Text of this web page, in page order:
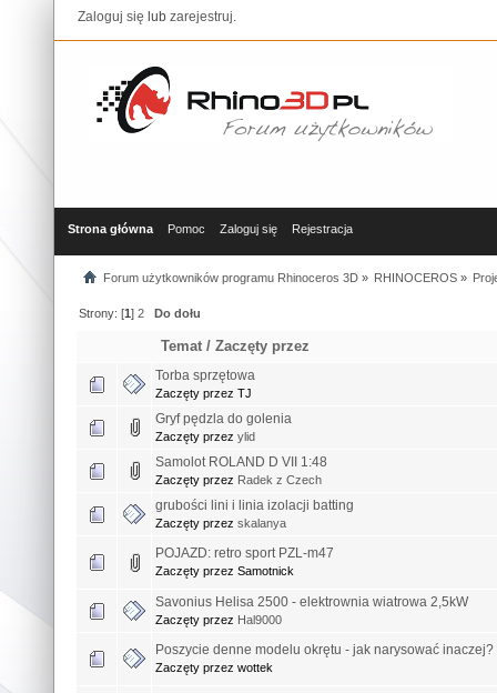
Zaloguj się lub zarejestruj.
Strona główna Pomoc Zaloguj się Rejestracja
Forum użytkowników programu Rhinoceros 3D» RHINOCEROS»
Strony: [1]2 Do dołu
Temat /Zaczęty przez
Torba sprzętowa
Zaczęty przez TJ
Gryf pędzla do golenia
Zaczęty przez ylid
Samolot ROLAND D VII 1:48
Zaczęty przez Radek z Czech
grubości lini i linia izolacji batting
Zaczęty przez skalanya
POJAZD: retro sport PZL-m47
Zaczęty przez Samotnick
Savonius Helisa 2500 - elektrownia wiatrowa 2,5kW
Zaczęty przez Hal9000
Poszycie denne modelu okrętu - jak narysować inaczej?
Zaczęty przez wottek